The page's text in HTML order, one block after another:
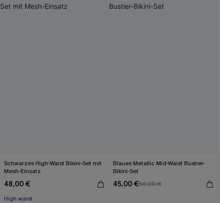
Schwarzes High-Waist Bikini-Set mit
Mesh-Einsatz
48,00 €
High waist
Blaues Metallic Mid-Waist Bustier-
Bikini-Set
45,00 €50,00 €